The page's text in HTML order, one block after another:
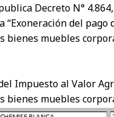
Decreto N°
del
bienes muebles
Impuesto al Valor
bienes muebles